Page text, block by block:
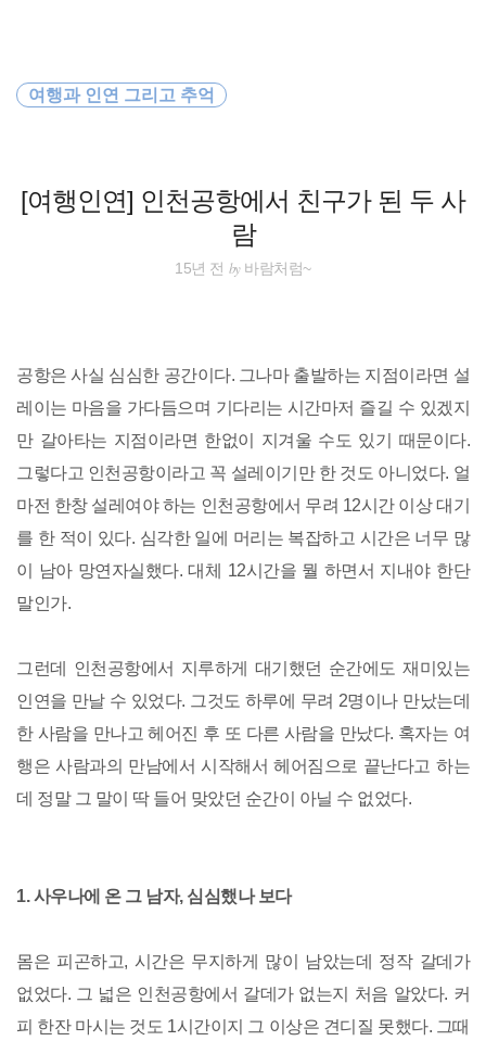
바
로
[여행인연] 인천공항에서 친구가 된 두 사
람
여행과 인연 그리고 추억
15년 전 by바람처럼~
공항은 사실 심심한 공간이다. 그나마 출발하는 지점이라면 설
레이는 마음을 가다듬으며 기다리는 시간마저 즐길 수 있겠지
만 갈아타는 지점이라면 한없이 지겨울 수도 있기 때문이다.
그렇다고 인천공항이라고 꼭 설레이기만 한 것도 아니었다. 얼
마전 한창 설레여야 하는 인천공항에서 무려 12시간 이상 대기
를 한 적이 있다. 심각한 일에 머리는 복잡하고 시간은 너무 많
이 남아 망연자실했다. 대체 12시간을 뭘 하면서 지내야 한단
말인가.
그런데 인천공항에서 지루하게 대기했던 순간에도 재미있는
인연을 만날 수 있었다. 그것도 하루에 무려 2명이나 만났는데
한 사람을 만나고 헤어진 후 또 다른 사람을 만났다. 혹자는 여
행은 사람과의 만남에서 시작해서 헤어짐으로 끝난다고 하는
데 정말 그 말이 딱 들어 맞았던 순간이 아닐 수 없었다.
1. 사우나에 온 그 남자, 심심했나 보다
몸은 피곤하고, 시간은 무지하게 많이 남았는데 정작 갈데가
없었다. 그 넓은 인천공항에서 갈데가 없는지 처음 알았다. 커
피 한잔 마시는 것도 1시간이지 그 이상은 견디질 못했다. 그때
워킹홀리데이
배낭여행
오스트레일리아